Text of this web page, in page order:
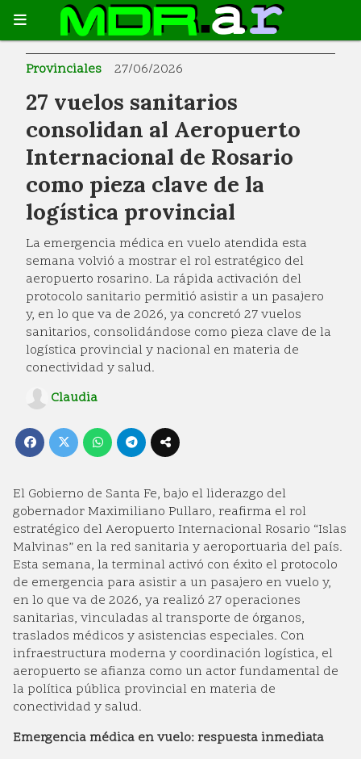
27 vuelos sanitarios
consolidan al Aeropuerto
Internacional de Rosario
como pieza clave de la
logística provincial
La emergencia médica en vuelo atendida esta
semana volvió a mostrar el rol estratégico del
aeropuerto rosarino. La rápida activación del
protocolo sanitario permitió asistir a un pasajero
y, en lo que va de 2026, ya concretó 27 vuelos
sanitarios, consolidándose como pieza clave de la
logística provincial y nacional en materia de
conectividad y salud.
Provinciales 27/06/2026
Claudia
El Gobierno de Santa Fe, bajo el liderazgo del
gobernador Maximiliano Pullaro, reafirma el rol
estratégico del Aeropuerto Internacional Rosario “Islas
Malvinas” en la red sanitaria y aeroportuaria del país.
Esta semana, la terminal activó con éxito el protocolo
de emergencia para asistir a un pasajero en vuelo y,
en lo que va de 2026, ya realizó 27 operaciones
sanitarias, vinculadas al transporte de órganos,
traslados médicos y asistencias especiales. Con
infraestructura moderna y coordinación logística, el
aeropuerto se afianza como un actor fundamental de
la política pública provincial en materia de
conectividad y salud.
Emergencia médica en vuelo: respuesta inmediata